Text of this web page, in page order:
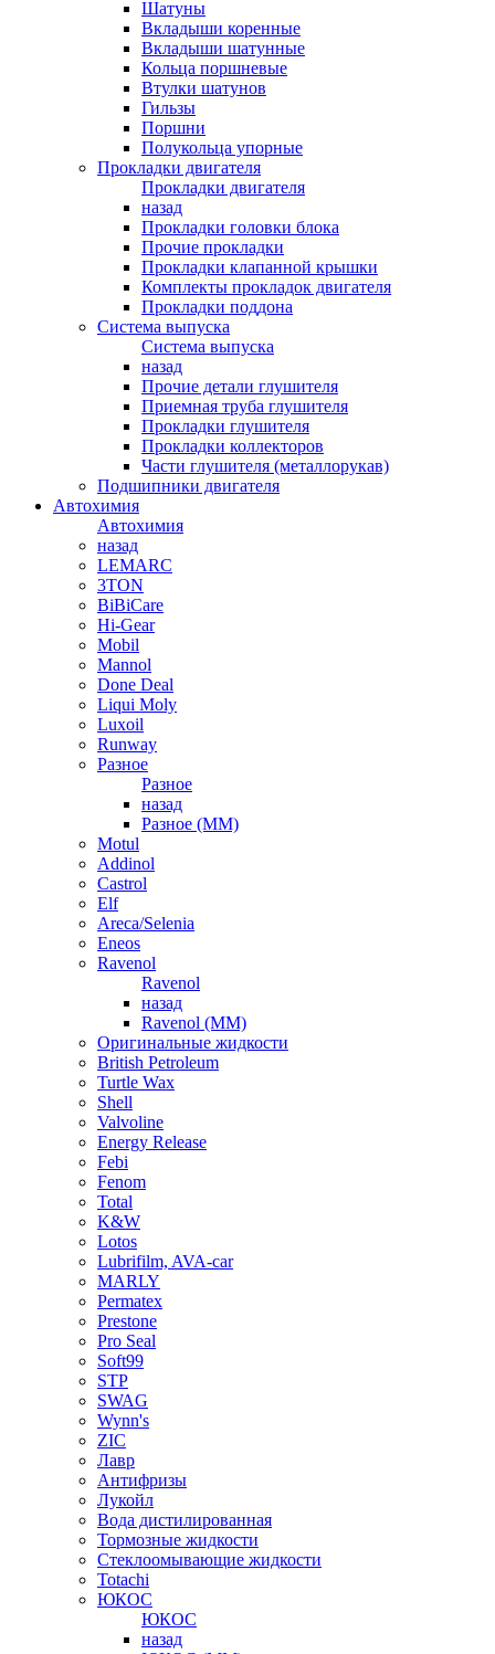
Шатуны
Вкладыши коренные
Вкладыши шатунные
Кольца поршневые
Втулки шатунов
Гильзы
Поршни
Полукольца упорные
Прокладки двигателя
Прокладки двигателя
назад
Прокладки головки блока
Прочие прокладки
Прокладки клапанной крышки
Комплекты прокладок двигателя
Прокладки поддона
Система выпуска
Система выпуска
назад
Прочие детали глушителя
Приемная труба глушителя
Прокладки глушителя
Прокладки коллекторов
Части глушителя (металлорукав)
Подшипники двигателя
Автохимия
Автохимия
назад
LEMARC
3TON
BiBiCare
Hi-Gear
Mobil
Mannol
Done Deal
Liqui Moly
Luxoil
Runway
Разное
Разное
назад
Разное (ММ)
Motul
Addinol
Castrol
Elf
Areca/Selenia
Eneos
Ravenol
Ravenol
назад
Ravenol (ММ)
Оригинальные жидкости
British Petroleum
Turtle Wax
Shell
Valvoline
Energy Release
Febi
Fenom
Total
K&W
Lotos
Lubrifilm, AVA-car
MARLY
Permatex
Prestone
Pro Seal
Soft99
STP
SWAG
Wynn's
ZIC
Лавр
Антифризы
Лукойл
Вода дистилированная
Тормозные жидкости
Стеклоомывающие жидкости
Totachi
ЮКОС
ЮКОС
назад